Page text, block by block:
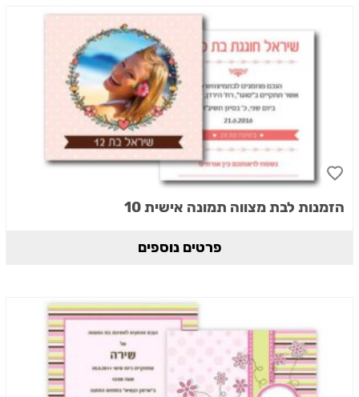
הזמנות לבת מצווה תמונה אישית 10
פרטים נוספים